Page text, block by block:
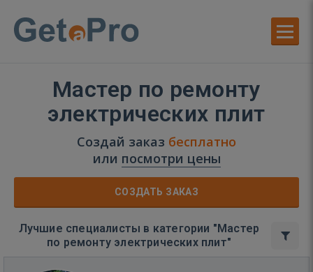
Мастер по ремонту
электрических плит
Создай заказ бесплатно
или посмотри цены
СОЗДАТЬ ЗАКАЗ
Лучшие специалисты в категории "Мастер
по ремонту электрических плит"